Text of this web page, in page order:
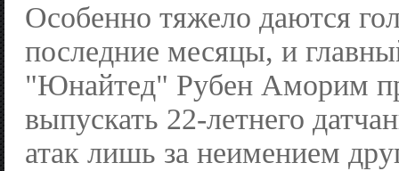
Особенно тяжело даются
последние месяцы, и
"Юнайтед" Рубен Аморим
выпускать 22-летнего
атак лишь за неимением